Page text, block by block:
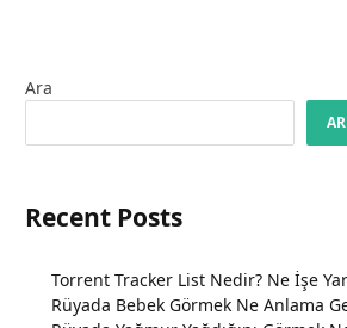
Ara
Recent Posts
Torrent Tracker List Nedir? Ne İşe
Rüyada Bebek Görmek Ne Anlama